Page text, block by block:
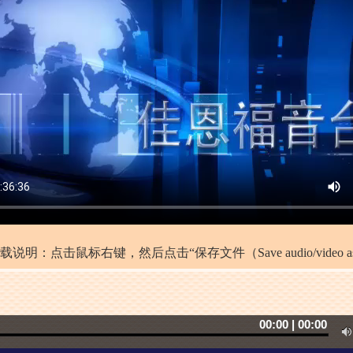
说明：点击鼠标右键，然后点击“保存文件（Save audio/video
00:00 | 00:00